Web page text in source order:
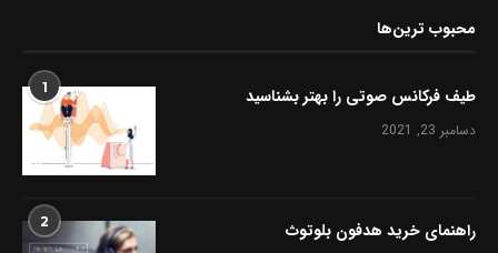
محبوب ترین‌ها
1 طیف فرکانس صوتی را بهتر بشناسید
دسامبر 23, 2021
2 راهنمای خرید هدفون بلوتوث